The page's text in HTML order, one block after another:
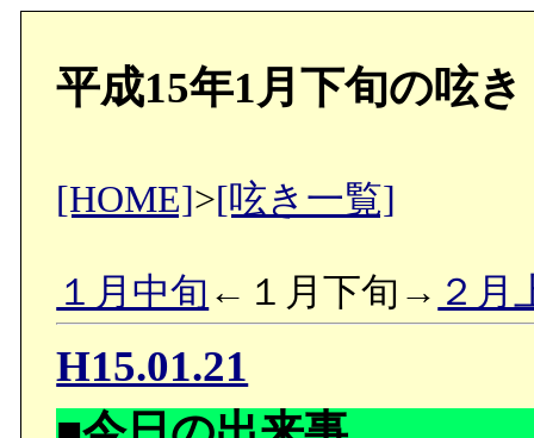
平成15年1月下旬の呟き
[HOME]>[呟き一覧]
１月中旬 ←１月下旬→ ２月
H15.01.21